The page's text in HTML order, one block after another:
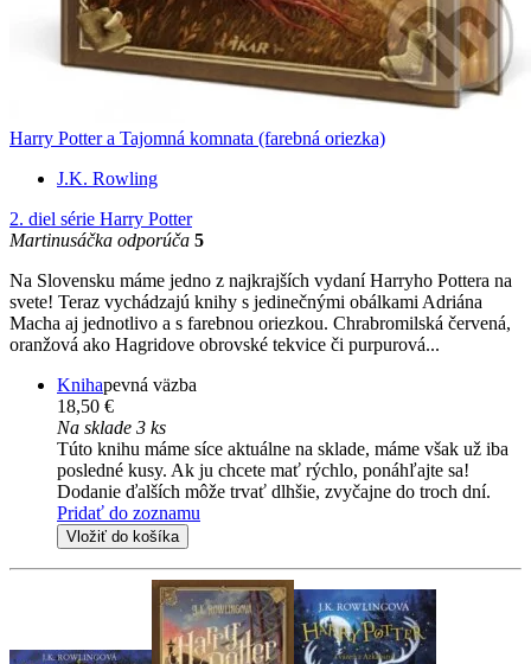
Harry Potter a Tajomná komnata (farebná oriezka)
J.K. Rowling
2. diel série Harry Potter
Martinusáčka odporúča 5
Na Slovensku máme jedno z najkrajších vydaní Harryho Pottera na
svete! Teraz vychádzajú knihy s jedinečnými obálkami Adriána
Macha aj jednotlivo a s farebnou oriezkou. Chrabromilská červená,
oranžová ako Hagridove obrovské tekvice či purpurová...
Knihapevná väzba
18,50 €
Na sklade 3 ks
Túto knihu máme síce aktuálne na sklade, máme však už iba
posledné kusy. Ak ju chcete mať rýchlo, ponáhľajte sa!
Dodanie ďalších môže trvať dlhšie, zvyčajne do troch dní.
Pridať do zoznamu
Vložiť do košíka